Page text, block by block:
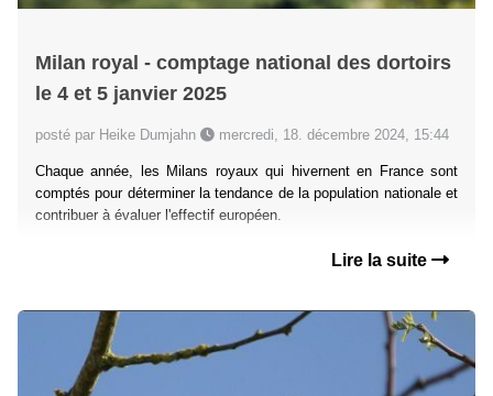
Milan royal - comptage national des dortoirs
le 4 et 5 janvier 2025
posté par Heike Dumjahn mercredi, 18. décembre 2024, 15:44
Chaque année, les Milans royaux qui hivernent en France sont
comptés pour déterminer la tendance de la population nationale et
contribuer à évaluer l'effectif européen.
Lire la suite